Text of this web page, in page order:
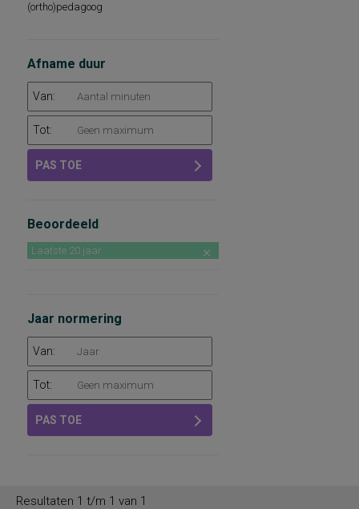
(ortho)pedagoog
Afname duur
Van:
Tot:
PAS TOE
Beoordeeld
Laatste 20 jaar
Jaar normering
Van:
Tot:
PAS TOE
Resultaten 1 t/m 1 van 1